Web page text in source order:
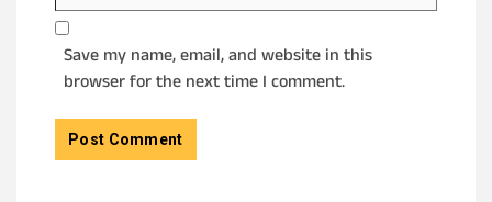
Save my name, email, and website in this
browser for the next time I comment.